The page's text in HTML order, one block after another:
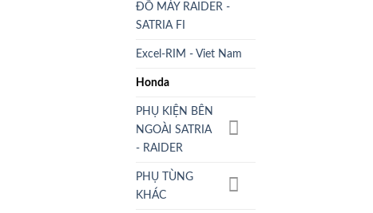
ĐỒ MÁY RAIDER -
SATRIA FI
Excel-RIM - Viet Nam
Honda
PHỤ KIỆN BÊN
NGOÀI SATRIA
- RAIDER
PHỤ TÙNG
KHÁC